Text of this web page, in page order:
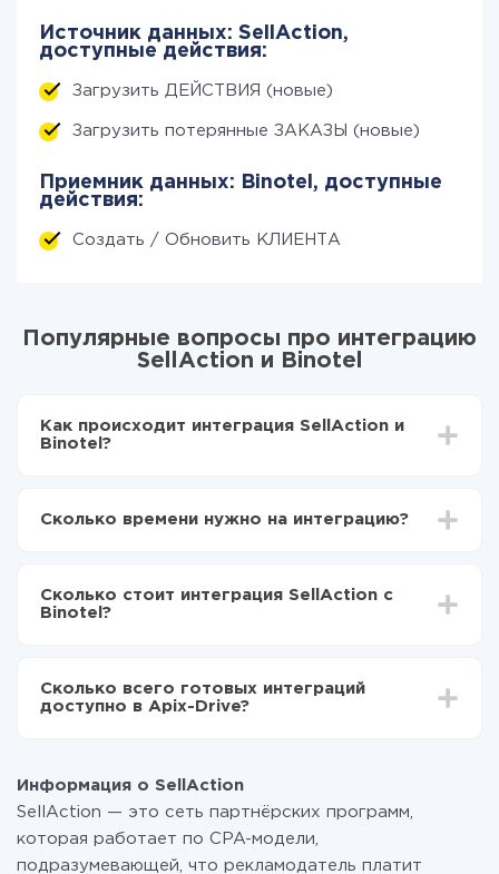
Источник данных: SellAction,
доступные действия:
Загрузить ДЕЙСТВИЯ (новые)
Загрузить потерянные ЗАКАЗЫ (новые)
Приемник данных: Binotel, доступные
действия:
Создать / Обновить КЛИЕНТА
Популярные вопросы про интеграцию
SellAction и Binotel
Как происходит интеграция SellAction и
Binotel?
Выбираете какие данные передавать из
Теперь данные будут автоматически
передаваться из SellAction в Binotel
Сколько времени нужно на интеграцию?
отличаться и составлять от 5-ти до 30-минут. В
среднем настройка занимает 10-15 минут.
Сколько стоит интеграция SellAction с
Binotel?
функционал. Вы оплачиваете только количество
данных, которые по факту передаются из одной
перейти на платный, при необходимости. Подробнее
отарифах
Сколько всего готовых интеграций
доступно в Apix-Drive?
Информация о SellAction
SellAction — это сеть партнёрских программ,
которая работает по CPA-модели,
подразумевающей, что рекламодатель платит